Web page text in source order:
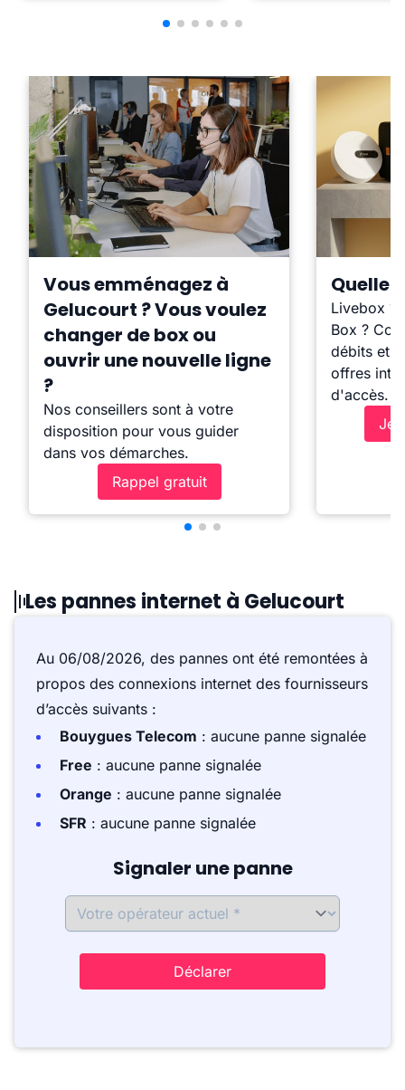
Vous emménagez à
Gelucourt ? Vous voulez
changer de box ou
ouvrir une nouvelle ligne
?
Nos conseillers sont à votre
disposition pour vous guider
dans vos démarches.
Rappel gratuit
Quelle
Livebox ?
Box ?
débits et
offres
d'accès.
Je
Les pannes internet à Gelucourt
Au 06/08/2026, des pannes ont été remontées à
propos des connexions internet des fournisseurs
d’accès suivants :
Bouygues Telecom : aucune panne signalée
Free : aucune panne signalée
Orange : aucune panne signalée
SFR : aucune panne signalée
Signaler une panne
Déclarer